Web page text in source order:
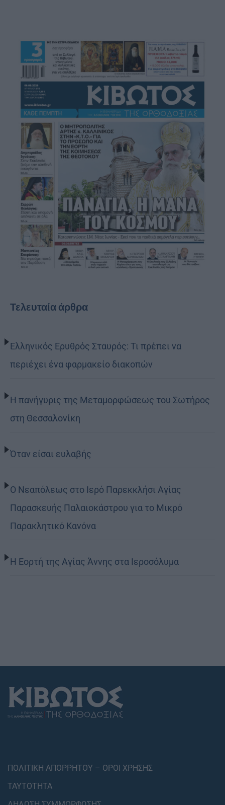
Τελευταία άρθρα
Ελληνικός Ερυθρός Σταυρός: Τι πρέπει να
περιέχει ένα φαρμακείο διακοπών
Η πανήγυρις της Μεταμορφώσεως του Σωτήρος
στη Θεσσαλονίκη
Όταν είσαι ευλαβής
Ο Νεαπόλεως στο Ιερό Παρεκκλήσι Αγίας
Παρασκευής Παλαιοκάστρου για το Μικρό
Παρακλητικό Κανόνα
Η Εορτή της Αγίας Άννης στα Ιεροσόλυμα
ΠΟΛΙΤΙΚΗ ΑΠΟΡΡΗΤΟΥ – ΟΡΟΙ ΧΡΗΣΗΣ
ΤΑΥΤΟΤΗΤΑ